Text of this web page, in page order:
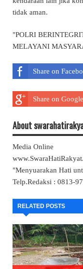
tidak aman.
"POLRI
MELAYANI
Share on
Share on
About
Media Online
"Menyuarakan Hati
Telp.Redaksi : 0813-
RELATED POSTS